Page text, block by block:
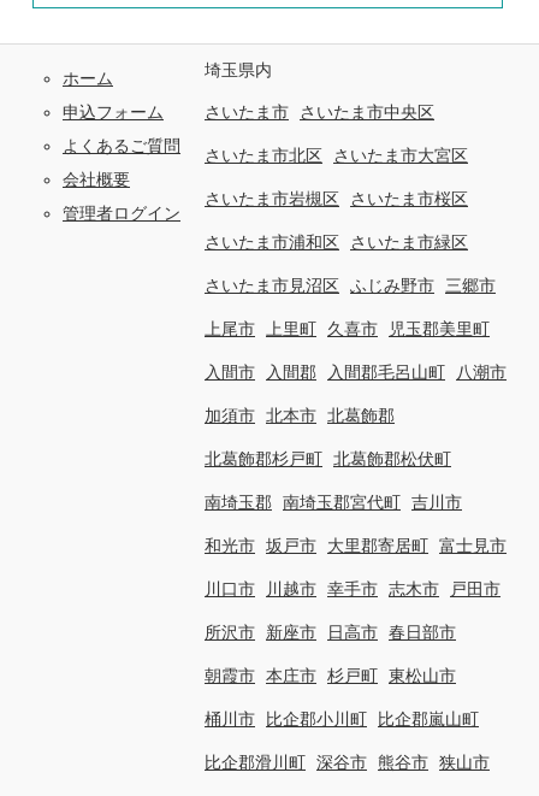
ホーム
申込フォーム
よくあるご質問
会社概要
管理者ログイン
埼玉県内
さいたま市 さいたま市中央区
さいたま市北区 さいたま市大宮区
さいたま市岩槻区 さいたま市桜区
さいたま市浦和区 さいたま市緑区
さいたま市見沼区 ふじみ野市 三郷市
上尾市 上里町 久喜市 児玉郡美里町
入間市 入間郡 入間郡毛呂山町 八潮市
加須市 北本市 北葛飾郡
北葛飾郡杉戸町 北葛飾郡松伏町
南埼玉郡 南埼玉郡宮代町 吉川市
和光市 坂戸市 大里郡寄居町 富士見市
川口市 川越市 幸手市 志木市 戸田市
所沢市 新座市 日高市 春日部市
朝霞市 本庄市 杉戸町 東松山市
桶川市 比企郡小川町 比企郡嵐山町
比企郡滑川町 深谷市 熊谷市 狭山市